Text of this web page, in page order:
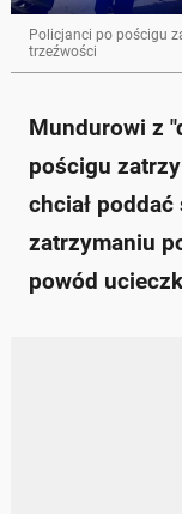
Policjanci po pościgu
trzeźwości
Mundurowi z
pościgu
chciał
zatrzymaniu
powód